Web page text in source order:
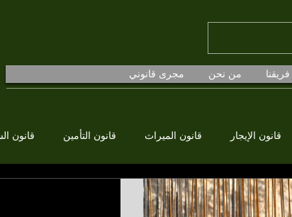
مجرى قانوني من نحن فريقنا
قانون الإيجار قانون الميراث قانون التأمين قانون